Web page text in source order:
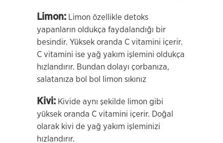
Limon: Limon özellikle detoks
yapanların oldukça faydalandığı bir
besindir. Yüksek oranda C vitamini içerir.
C vitamini ise yağ yakım işlemini oldukça
hızlandırır. Bundan dolayı çorbanıza,
salatanıza bol bol limon sıkınız
Kivi: Kivide aynı şekilde limon gibi
yüksek oranda C vitamini içerir. Doğal
olarak kivi de yağ yakım işleminizi
hızlandırır.